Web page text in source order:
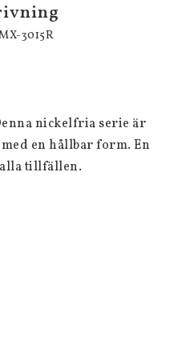
3015R
nickelfria serie är
en hållbar form. En
tillfällen.